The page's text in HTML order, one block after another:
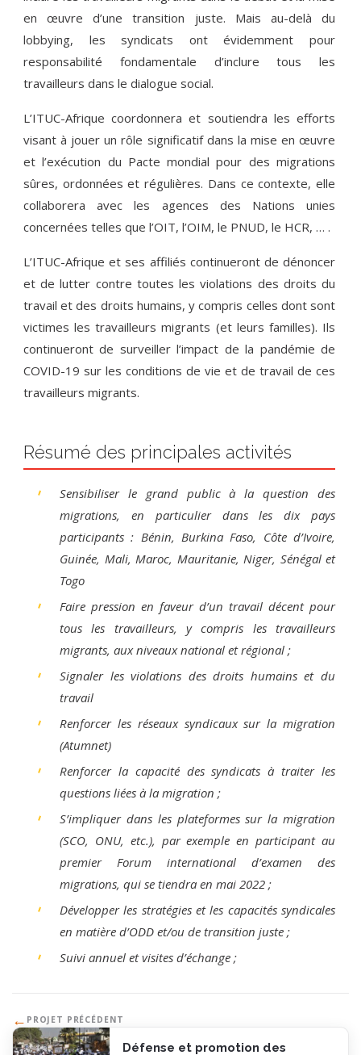
en œuvre d’une transition juste. Mais au-delà du
lobbying, les syndicats ont évidemment pour
responsabilité fondamentale d’inclure tous les
travailleurs dans le dialogue social.
L’ITUC-Afrique coordonnera et soutiendra les efforts
visant à jouer un rôle significatif dans la mise en œuvre
et l’exécution du Pacte mondial pour des migrations
sûres, ordonnées et régulières. Dans ce contexte, elle
collaborera avec les agences des Nations unies
concernées telles que l’OIT, l’OIM, le PNUD, le HCR, … .
L’ITUC-Afrique et ses affiliés continueront de dénoncer
et de lutter contre toutes les violations des droits du
travail et des droits humains, y compris celles dont sont
victimes les travailleurs migrants (et leurs familles). Ils
continueront de surveiller l’impact de la pandémie de
COVID-19 sur les conditions de vie et de travail de ces
travailleurs migrants.
Résumé des principales activités
Sensibiliser le grand public à la question des
migrations, en particulier dans les dix pays
participants : Bénin, Burkina Faso, Côte d’Ivoire,
Guinée, Mali, Maroc, Mauritanie, Niger, Sénégal et
Togo
Faire pression en faveur d’un travail décent pour
tous les travailleurs, y compris les travailleurs
migrants, aux niveaux national et régional ;
Signaler les violations des droits humains et du
travail
Renforcer les réseaux syndicaux sur la migration
(Atumnet)
Renforcer la capacité des syndicats à traiter les
questions liées à la migration ;
S’impliquer dans les plateformes sur la migration
(SCO, ONU, etc.), par exemple en participant au
premier Forum international d’examen des
migrations, qui se tiendra en mai 2022 ;
Développer les stratégies et les capacités syndicales
en matière d’ODD et/ou de transition juste ;
Suivi annuel et visites d’échange ;
← PROJET PRÉCÉDENT
Défense et promotion des